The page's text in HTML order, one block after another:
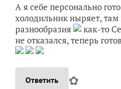
А я себе персонально
холодильник ныряет, там
разнообразия
как-то
не отказался, теперь
Ответить ✿